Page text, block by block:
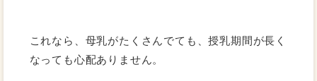
これなら、母乳がたくさんでても、授乳期間が長く
なっても心配ありません。